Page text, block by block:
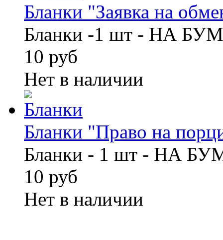
Бланки "Заявка на
Бланки -1 шт - НА
10 руб
Нет в наличии
Бланки "Право на
Бланки - 1 шт - НА
10 руб
Нет в наличии